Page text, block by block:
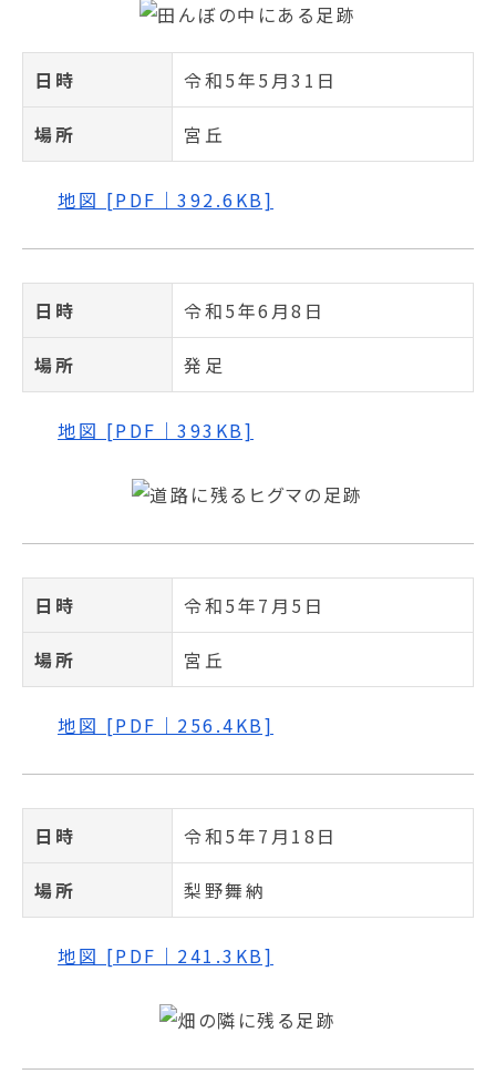
日時 令和5年5月31日
場所 宮丘
地図 [PDF｜392.6KB]
日時 令和5年6月8日
場所 発足
地図 [PDF｜393KB]
日時 令和5年7月5日
場所 宮丘
地図 [PDF｜256.4KB]
日時 令和5年7月18日
場所 梨野舞納
地図 [PDF｜241.3KB]